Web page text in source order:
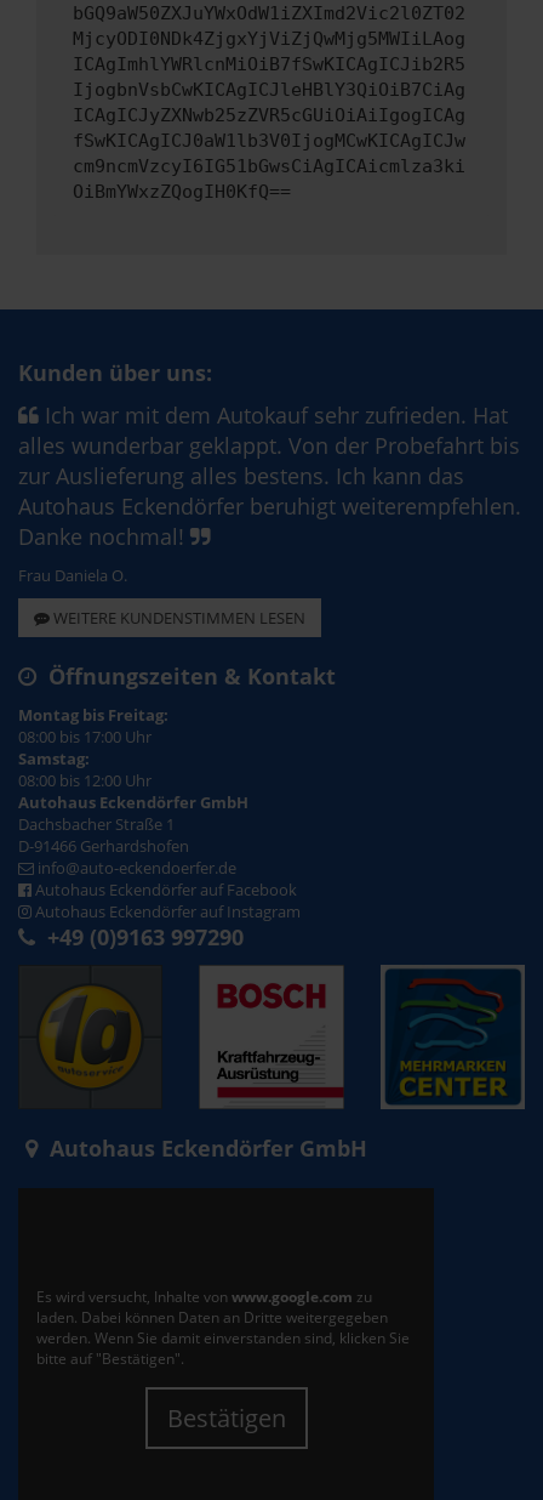
bGQ9aW50ZXJuYWxOdW1iZXImd2Vic2l0ZT02
MjcyODI0NDk4ZjgxYjViZjQwMjg5MWIiLAog
ICAgImhlYWRlcnMiOiB7fSwKICAgICJib2R5
IjogbnVsbCwKICAgICJleHBlY3QiOiB7CiAg
ICAgICJyZXNwb25zZVR5cGUiOiAiIgogICAg
fSwKICAgICJ0aW1lb3V0IjogMCwKICAgICJw
cm9ncmVzcyI6IG51bGwsCiAgICAicmlza3ki
OiBmYWxzZQogIH0KfQ==
Kunden über uns:
Ich war mit dem Autokauf sehr zufrieden. Hat
alles wunderbar geklappt. Von der Probefahrt bis
zur Auslieferung alles bestens. Ich kann das
Autohaus Eckendörfer beruhigt weiterempfehlen.
Danke nochmal!
Frau Daniela O.
WEITERE KUNDENSTIMMEN LESEN
Öffnungszeiten & Kontakt
Montag bis Freitag:
08:00 bis 17:00 Uhr
Samstag:
08:00 bis 12:00 Uhr
Autohaus Eckendörfer GmbH
Dachsbacher Straße 1
D-91466 Gerhardshofen
info@auto-eckendoerfer.de
Autohaus Eckendörfer auf Facebook
Autohaus Eckendörfer auf Instagram
+49 (0)9163 997290
Autohaus Eckendörfer GmbH
Es wird versucht, Inhalte von www.google.com zu
laden. Dabei können Daten an Dritte weitergegeben
werden. Wenn Sie damit einverstanden sind, klicken Sie
bitte auf "Bestätigen".
Bestätigen